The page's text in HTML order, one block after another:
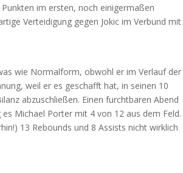
im ersten, noch einigermaßen
Verteidigung gegen Jokic im Verbund mit
wie Normalform, obwohl er im Verlauf der
weil er es geschafft hat, in seinen 10
abzuschließen. Einen furchtbaren Abend
Michael Porter mit 4 von 12 aus dem Feld.
13 Rebounds und 8 Assists nicht wirklich